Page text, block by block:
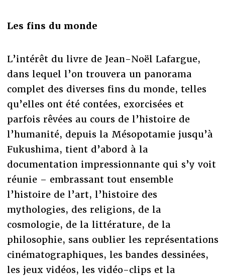
Les fins du monde
L’intérêt du livre de Jean-Noël Lafargue,
dans lequel l’on trouvera un panorama
complet des diverses fins du monde, telles
qu’elles ont été contées, exorcisées et
parfois rêvées au cours de l’histoire de
l’humanité, depuis la Mésopotamie jusqu’à
Fukushima, tient d’abord à la
documentation impressionnante qui s’y voit
réunie – embrassant tout ensemble
l’histoire de l’art, l’histoire des
mythologies, des religions, de la
cosmologie, de la littérature, de la
philosophie, sans oublier les représentations
cinématographiques, les bandes dessinées,
les jeux vidéos, les vidéo-clips et la